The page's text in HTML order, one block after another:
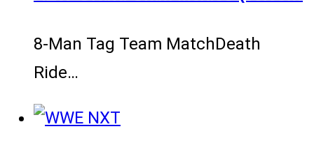
8-Man Tag Team MatchDeath
Ride…